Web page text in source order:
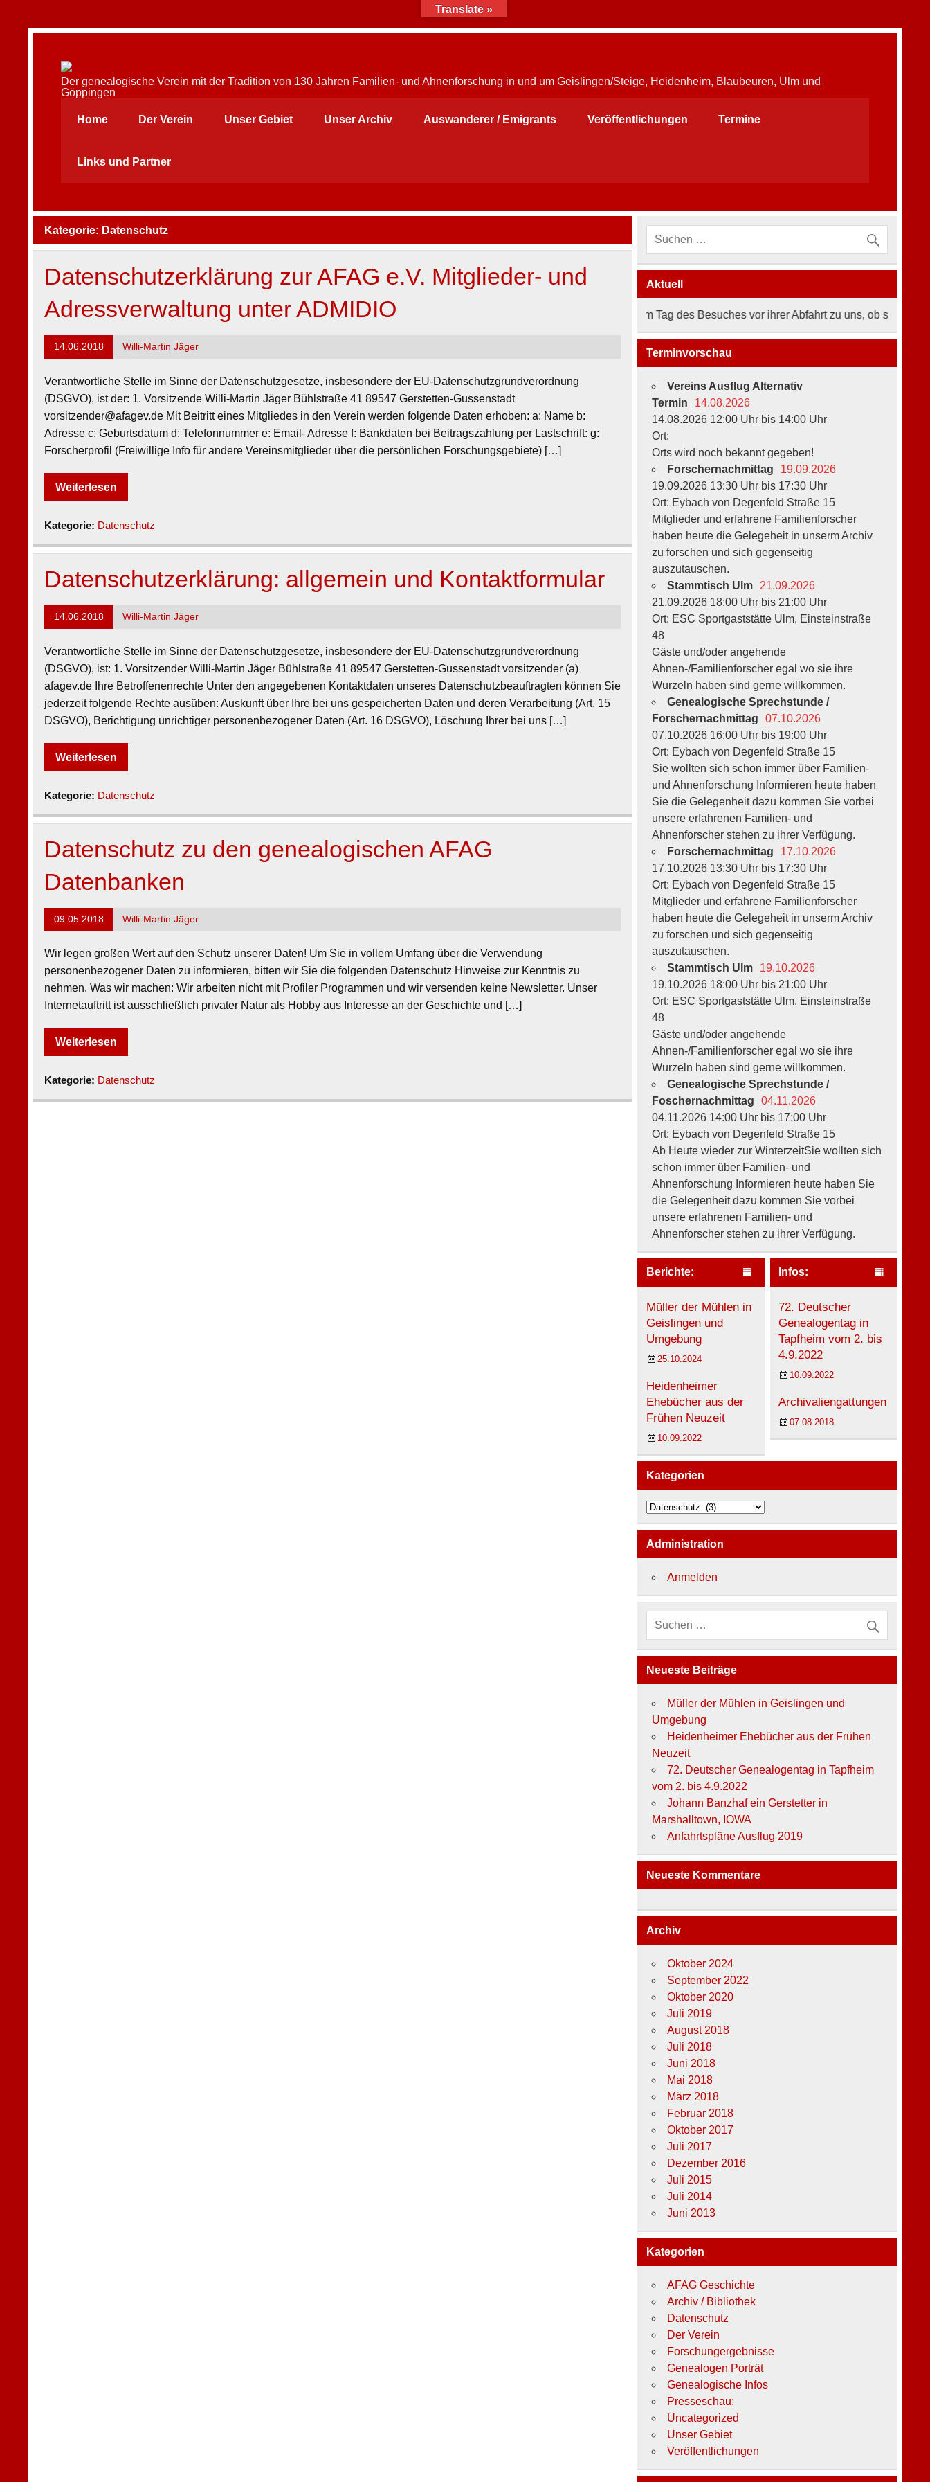
content
AFAG e.V.
Der genealogische Verein mit der Tradition von 130 Jahren Familien- und Ahnenforschung in und um Geislingen/Steige, Heidenheim, Blaubeuren, Ulm und
Göppingen
Home Der Verein Unser Gebiet Unser Archiv Auswanderer / Emigrants Veröffentlichungen Termine
Links und Partner
Kategorie: Datenschutz
Datenschutzerklärung zur AFAG e.V. Mitglieder- und
Adressverwaltung unter ADMIDIO
14.06.2018 Willi-Martin Jäger
Verantwortliche Stelle im Sinne der Datenschutzgesetze, insbesondere der EU-Datenschutzgrundverordnung
(DSGVO), ist der: 1. Vorsitzende Willi-Martin Jäger Bühlstraße 41 89547 Gerstetten-Gussenstadt
vorsitzender@afagev.de Mit Beitritt eines Mitgliedes in den Verein werden folgende Daten erhoben: a: Name b:
Adresse c: Geburtsdatum d: Telefonnummer e: Email- Adresse f: Bankdaten bei Beitragszahlung per Lastschrift: g:
Forscherprofil (Freiwillige Info für andere Vereinsmitglieder über die persönlichen Forschungsgebiete) […]
Weiterlesen
Kategorie: Datenschutz
Datenschutzerklärung: allgemein und Kontaktformular
14.06.2018 Willi-Martin Jäger
Verantwortliche Stelle im Sinne der Datenschutzgesetze, insbesondere der EU-Datenschutzgrundverordnung
(DSGVO), ist: 1. Vorsitzender Willi-Martin Jäger Bühlstraße 41 89547 Gerstetten-Gussenstadt vorsitzender (a)
afagev.de Ihre Betroffenenrechte Unter den angegebenen Kontaktdaten unseres Datenschutzbeauftragten können Sie
jederzeit folgende Rechte ausüben: Auskunft über Ihre bei uns gespeicherten Daten und deren Verarbeitung (Art. 15
DSGVO), Berichtigung unrichtiger personenbezogener Daten (Art. 16 DSGVO), Löschung Ihrer bei uns […]
Weiterlesen
Kategorie: Datenschutz
Datenschutz zu den genealogischen AFAG
Datenbanken
09.05.2018 Willi-Martin Jäger
Wir legen großen Wert auf den Schutz unserer Daten! Um Sie in vollem Umfang über die Verwendung
personenbezogener Daten zu informieren, bitten wir Sie die folgenden Datenschutz Hinweise zur Kenntnis zu
nehmen. Was wir machen: Wir arbeiten nicht mit Profiler Programmen und wir versenden keine Newsletter. Unser
Internetauftritt ist ausschließlich privater Natur als Hobby aus Interesse an der Geschichte und […]
Weiterlesen
Kategorie: Datenschutz
Aktuell
Bitte überprüfen Sie am Tag des Besuches vor ihrer Abfahrt zu uns, ob sich an den
Terminvorschau
Vereins Ausflug Alternativ
Termin
14.08.2026
14.08.2026 12:00 Uhr bis 14:00 Uhr
Ort:
Orts wird noch bekannt gegeben!
Forschernachmittag
19.09.2026
19.09.2026 13:30 Uhr bis 17:30 Uhr
Ort: Eybach von Degenfeld Straße 15
Mitglieder und erfahrene Familienforscher
haben heute die Gelegeheit in unserm Archiv
zu forschen und sich gegenseitig
auszutauschen.
Stammtisch Ulm
21.09.2026
21.09.2026 18:00 Uhr bis 21:00 Uhr
Ort: ESC Sportgaststätte Ulm, Einsteinstraße
48
Gäste und/oder angehende
Ahnen-/Familienforscher egal wo sie ihre
Wurzeln haben sind gerne willkommen.
Genealogische Sprechstunde /
Forschernachmittag
07.10.2026
07.10.2026 16:00 Uhr bis 19:00 Uhr
Ort: Eybach von Degenfeld Straße 15
Sie wollten sich schon immer über Familien-
und Ahnenforschung Informieren heute haben
Sie die Gelegenheit dazu kommen Sie vorbei
unsere erfahrenen Familien- und
Ahnenforscher stehen zu ihrer Verfügung.
Forschernachmittag
17.10.2026
17.10.2026 13:30 Uhr bis 17:30 Uhr
Ort: Eybach von Degenfeld Straße 15
Mitglieder und erfahrene Familienforscher
haben heute die Gelegeheit in unserm Archiv
zu forschen und sich gegenseitig
auszutauschen.
Stammtisch Ulm
19.10.2026
19.10.2026 18:00 Uhr bis 21:00 Uhr
Ort: ESC Sportgaststätte Ulm, Einsteinstraße
48
Gäste und/oder angehende
Ahnen-/Familienforscher egal wo sie ihre
Wurzeln haben sind gerne willkommen.
Genealogische Sprechstunde /
Foschernachmittag
04.11.2026
04.11.2026 14:00 Uhr bis 17:00 Uhr
Ort: Eybach von Degenfeld Straße 15
Ab Heute wieder zur WinterzeitSie wollten sich
schon immer über Familien- und
Ahnenforschung Informieren heute haben Sie
die Gelegenheit dazu kommen Sie vorbei
unsere erfahrenen Familien- und
Ahnenforscher stehen zu ihrer Verfügung.
Berichte:
Müller der Mühlen in
Geislingen und
Umgebung
25.10.2024
Heidenheimer
Ehebücher aus der
Frühen Neuzeit
10.09.2022
Infos:
72. Deutscher
Genealogentag in
Tapfheim vom 2. bis
4.9.2022
10.09.2022
Archivaliengattungen
07.08.2018
Kategorien
K
a
t
e
g
o
e
Administration
Anmelden
Neueste Beiträge
Müller der Mühlen in Geislingen und
Umgebung
Heidenheimer Ehebücher aus der Frühen
Neuzeit
72. Deutscher Genealogentag in Tapfheim
vom 2. bis 4.9.2022
Johann Banzhaf ein Gerstetter in
Marshalltown, IOWA
Anfahrtspläne Ausflug 2019
Neueste Kommentare
Archiv
Oktober 2024
September 2022
Oktober 2020
Juli 2019
August 2018
Juli 2018
Juni 2018
Mai 2018
März 2018
Februar 2018
Oktober 2017
Juli 2017
Dezember 2016
Juli 2015
Juli 2014
Juni 2013
Kategorien
AFAG Geschichte
Archiv / Bibliothek
Datenschutz
Der Verein
Forschungergebnisse
Genealogen Porträt
Genealogische Infos
Presseschau:
Uncategorized
Unser Gebiet
Veröffentlichungen
Translate »